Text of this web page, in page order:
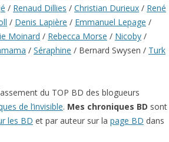
/ Renaud Dillies / Christian Durieux / René
/ Denis Lapière / Emmanuel Lepage /
Moinard / Rebecca Morse / Nicoby /
/ Séraphine / Bernard Swysen / Turk
du TOP BD des blogueurs
de l’invisible. Mes chroniques BD sont
les BD et par auteur sur la page BD dans